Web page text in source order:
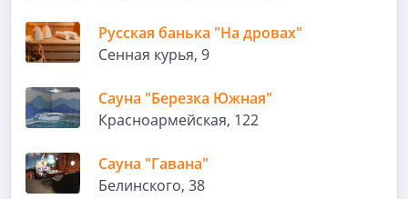
Русская банька "На дровах"
Сенная курья, 9
Сауна "Березка Южная"
Красноармейская, 122
Сауна "Гавана"
Белинского, 38